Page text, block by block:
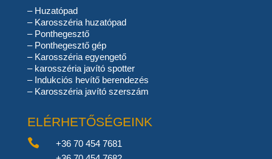
– Huzatópad
– Karosszéria huzatópad
– Ponthegesztő
– Ponthegesztő gép
– Karosszéria egyengető
– karosszéria javító spotter
– Indukciós hevítő berendezés
– Karosszéria javító szerszám
ELÉRHETŐSÉGEINK

+36 70 454 7681